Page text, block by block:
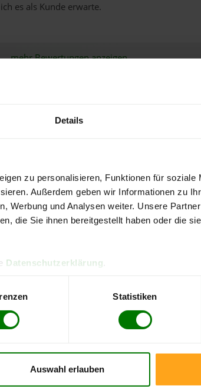
Details
zu personalisieren, Funktionen für soziale
Außerdem geben wir Informationen zu
Werbung und Analysen weiter. Unsere
die Sie ihnen bereitgestellt haben oder die
Datenschutzerklärung
Statistiken
Auswahl erlauben
es als Kunde erwarte.
mehr Bewertungen anzeigen
von Rödl GmbH
Pellets-Qualität
ENplus-A1
Zahlungsarten
Rechnung
30 Werktage